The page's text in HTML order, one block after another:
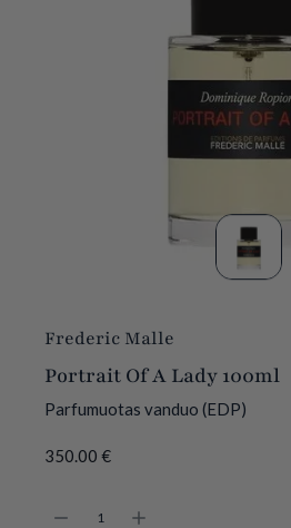
Frederic Malle
Portrait Of A Lady 100ml
Parfumuotas vanduo (EDP)
350.00 €